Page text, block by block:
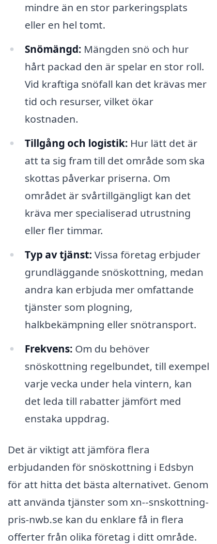
mindre än en stor parkeringsplats
eller en hel tomt.
Snömängd: Mängden snö och hur
hårt packad den är spelar en stor roll.
Vid kraftiga snöfall kan det krävas mer
tid och resurser, vilket ökar
kostnaden.
Tillgång och logistik: Hur lätt det är
att ta sig fram till det område som ska
skottas påverkar priserna. Om
området är svårtillgängligt kan det
kräva mer specialiserad utrustning
eller fler timmar.
Typ av tjänst: Vissa företag erbjuder
grundläggande snöskottning, medan
andra kan erbjuda mer omfattande
tjänster som plogning,
halkbekämpning eller snötransport.
Frekvens: Om du behöver
snöskottning regelbundet, till exempel
varje vecka under hela vintern, kan
det leda till rabatter jämfört med
enstaka uppdrag.
Det är viktigt att jämföra flera
erbjudanden för snöskottning i Edsbyn
för att hitta det bästa alternativet. Genom
att använda tjänster som xn--snskottning-
pris-nwb.se kan du enklare få in flera
offerter från olika företag i ditt område.